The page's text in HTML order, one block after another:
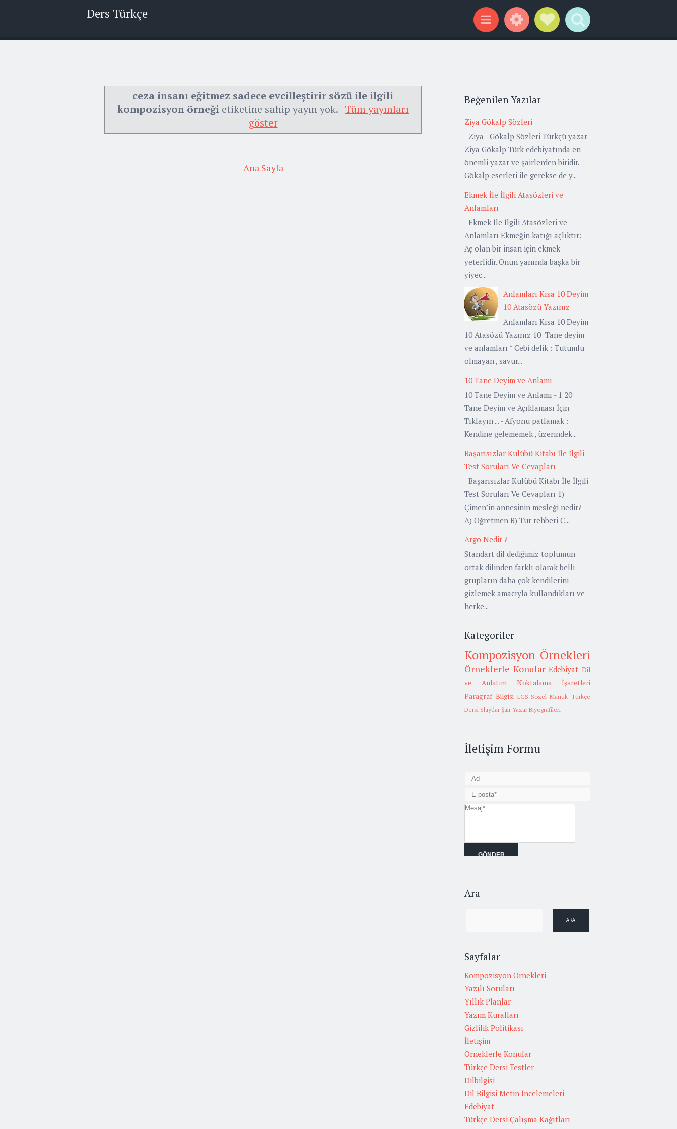
Ders Türkçe
Menu WidgetsSocial Links
Search
ceza insanı eğitmez sadece evcilleştirir sözü ile ilgili
kompozisyon örneği etiketine sahip yayın yok. Tüm yayınları
göster
Ana Sayfa
Beğenilen Yazılar
Ziya Gökalp Sözleri
Ziya Gökalp Sözleri Türkçü yazar
Ziya Gökalp Türk edebiyatında en
önemli yazar ve şairlerden biridir.
Gökalp eserleri ile gerekse de y...
Ekmek İle İlgili Atasözleri ve
Anlamları
Ekmek İle İlgili Atasözleri ve
Anlamları Ekmeğin katığı açlıktır:
Aç olan bir insan için ekmek
yeterlidir. Onun yanında başka bir
yiyec...
Anlamları Kısa 10 Deyim
10 Atasözü Yazınız
Anlamları Kısa 10 Deyim
10 Atasözü Yazınız 10 Tane deyim
ve anlamları * Cebi delik : Tutumlu
olmayan , savur...
10 Tane Deyim ve Anlamı
10 Tane Deyim ve Anlamı - 1 20
Tane Deyim ve Açıklaması İçin
Tıklayın ... - Afyonu patlamak :
Kendine gelememek , üzerindek...
Başarısızlar Kulübü Kitabı İle İlgili
Test Soruları Ve Cevapları
Başarısızlar Kulübü Kitabı İle İlgili
Test Soruları Ve Cevapları 1)
Çimen’in annesinin mesleği nedir?
A) Öğretmen B) Tur rehberi C...
Argo Nedir ?
Standart dil dediğimiz toplumun
ortak dilinden farklı olarak belli
grupların daha çok kendilerini
gizlemek amacıyla kullandıkları ve
herke...
Kategoriler
Kompozisyon Örnekleri
Örneklerle Konular Edebiyat Dil
ve Anlatım
Noktalama İşaretleri
Paragraf Bilgisi LGS-Sözel Mantık Türkçe
Dersi Slaytlar Şair Yazar Biyografileri
İletişim Formu
Ara
Sayfalar
Kompozisyon Örnekleri
Yazılı Soruları
Yıllık Planlar
Yazım Kuralları
Gizlilik Politikası
İletişim
Örneklerle Konular
Türkçe Dersi Testler
Dilbilgisi
Dil Bilgisi Metin İncelemeleri
Edebiyat
Türkçe Dersi Çalışma Kağıtları